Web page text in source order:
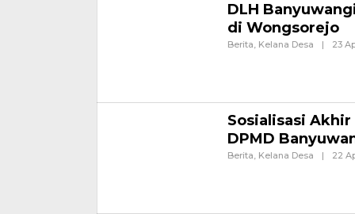
DLH
di Wongsorejo
Berita, Kelana Desa | 23
Sosialisasi
DPMD
Berita, Kelana Desa | 22